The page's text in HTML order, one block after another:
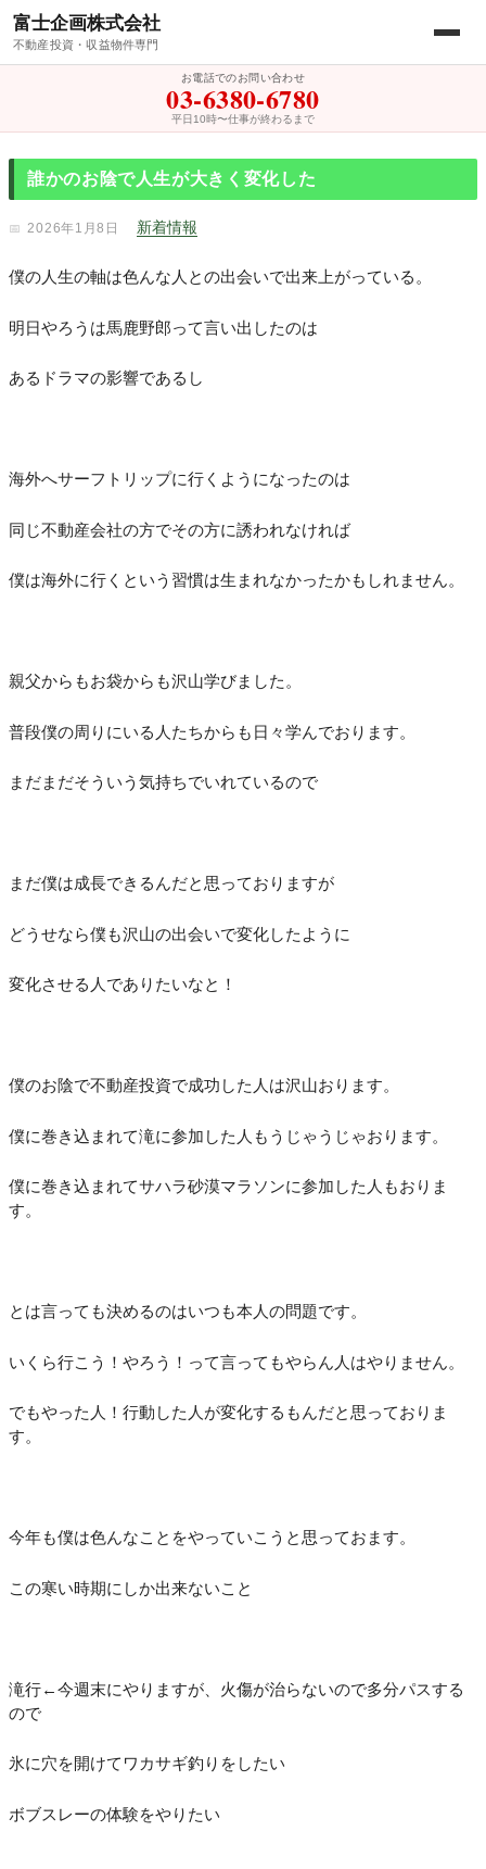
富士企画株式会社
不動産投資・収益物件専門
お電話でのお問い合わせ
03-6380-6780
平日10時〜仕事が終わるまで
誰かのお陰で人生が大きく変化した
2026年1月8日 新着情報
僕の人生の軸は色んな人との出会いで出来上がっている。
明日やろうは馬鹿野郎って言い出したのは
あるドラマの影響であるし
海外へサーフトリップに行くようになったのは
同じ不動産会社の方でその方に誘われなければ
僕は海外に行くという習慣は生まれなかったかもしれません。
親父からもお袋からも沢山学びました。
普段僕の周りにいる人たちからも日々学んでおります。
まだまだそういう気持ちでいれているので
まだ僕は成長できるんだと思っておりますが
どうせなら僕も沢山の出会いで変化したように
変化させる人でありたいなと！
僕のお陰で不動産投資で成功した人は沢山おります。
僕に巻き込まれて滝に参加した人もうじゃうじゃおります。
僕に巻き込まれてサハラ砂漠マラソンに参加した人もおりま
す。
とは言っても決めるのはいつも本人の問題です。
いくら行こう！やろう！って言ってもやらん人はやりません。
でもやった人！行動した人が変化するもんだと思っておりま
す。
今年も僕は色んなことをやっていこうと思っておます。
この寒い時期にしか出来ないこと
滝行←今週末にやりますが、火傷が治らないので多分パスする
ので
氷に穴を開けてワカサギ釣りをしたい
ボブスレーの体験をやりたい